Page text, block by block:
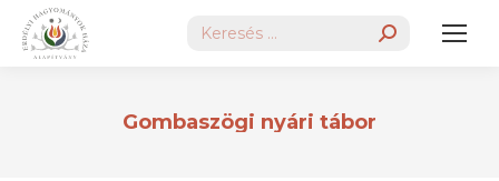
Search:
Gombaszögi nyári tábor